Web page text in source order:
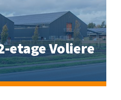
etage Voliere